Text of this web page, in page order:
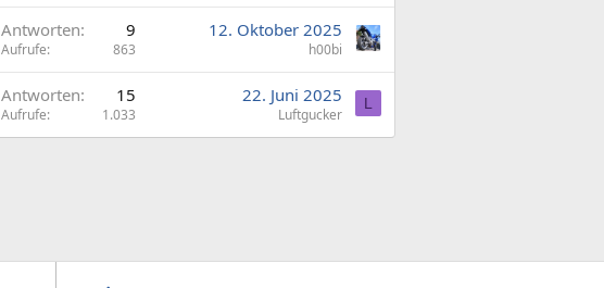
Antworten 9
Aufrufe 863
12. Oktober 2025
h00bi
Antworten 15
Aufrufe 1.033
22. Juni 2025
Luftgucker
L